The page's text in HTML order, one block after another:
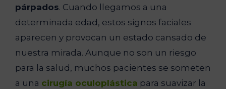
párpados. Cuando llegamos a una
determinada edad, estos signos faciales
aparecen y provocan un estado cansado de
nuestra mirada. Aunque no son un riesgo
para la salud, muchos pacientes se someten
a una cirugía oculoplástica para suavizar la